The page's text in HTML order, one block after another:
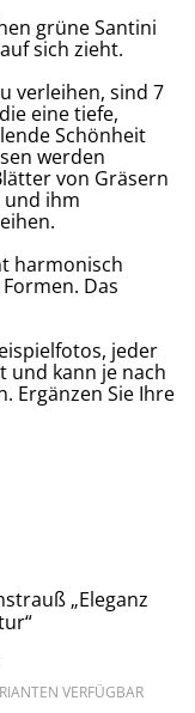
grüne Santini
sich zieht.
verleihen, sind 7
eine tiefe,
Schönheit
werden
von Gräsern
und ihm
harmonisch
Das
jeder
und kann je nach
Ergänzen Sie Ihre
„Eleganz
VERFÜGBAR